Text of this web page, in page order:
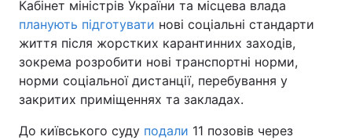
Кабінет міністрів України та місцева влада
планують підготувати нові соціальні стандарти
життя після жорстких карантинних заходів,
зокрема розробити нові транспортні норми,
норми соціальної дистанції, перебування у
закритих приміщеннях та закладах.
До київського суду подали 11 позовів через